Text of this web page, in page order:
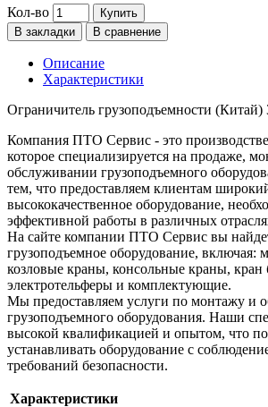
Кол-во
Купить
В закладки
В сравнение
Описание
Характеристики
Ограничитель грузоподъемности (Китай)
Компания ПТО Сервис - это
которое специализируется на продаже,
обслуживании грузоподъемного
тем, что предоставляем клиентам
высококачественное оборудование,
эффективной работы в различных
На сайте компании ПТО Сервис вы
грузоподъемное оборудование, включая:
козловые краны, консольные краны, кран
электротельферы и комплектующие.
Мы предоставляем услуги по монтажу и
грузоподъемного оборудования. Наши
высокой квалификацией и опытом, что
устанавливать оборудование с
требований безопасности.
Характеристики